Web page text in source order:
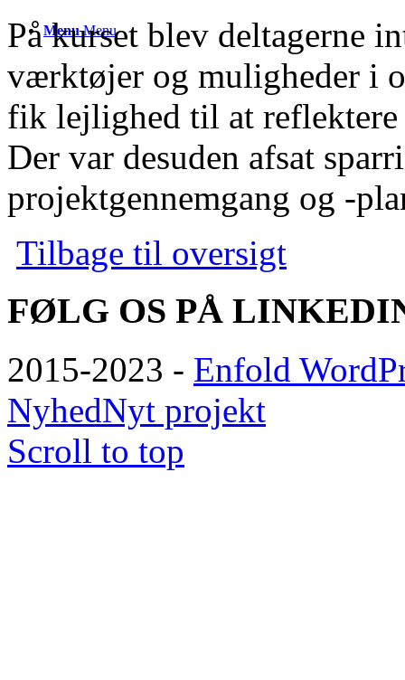
Menu Menu
På kurset blev deltagerne
værktøjer og muligheder i
fik lejlighed til at reflektere
Der var desuden afsat
projektgennemgang og -
Tilbage til oversigt
FØLG OS PÅ
2015-2023 - Enfold
NyhedNyt projekt
Scroll to top